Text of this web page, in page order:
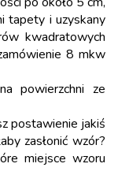
tapety i uzyskany
kwadratowych
8 mkw
powierzchni ze
postawienie jakiś
zasłonić wzór?
miejsce wzoru